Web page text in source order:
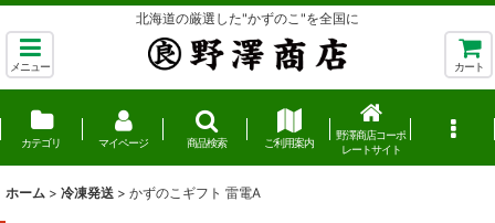
北海道の厳選した"かずのこ"を全国に
メニュー カート
カテゴリ マイページ 商品検索 ご利用案内
野澤商店コーポ
レートサイト
ホーム > 冷凍発送 > かずのこギフト 雷電A